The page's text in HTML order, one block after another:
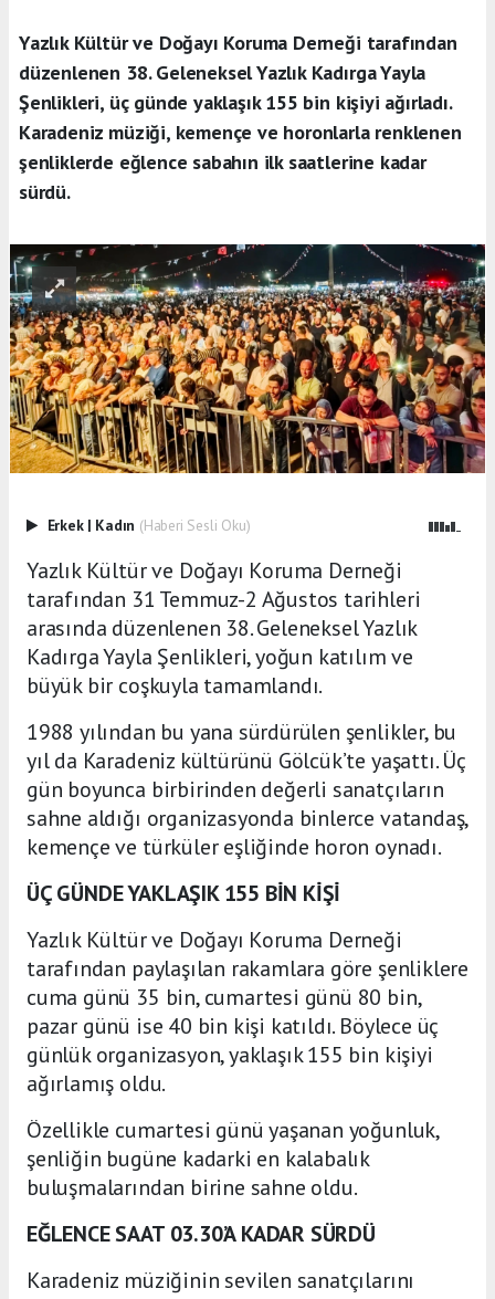
Yazlık Kültür ve Doğayı Koruma Derneği tarafından
düzenlenen 38. Geleneksel Yazlık Kadırga Yayla
Şenlikleri, üç günde yaklaşık 155 bin kişiyi ağırladı.
Karadeniz müziği, kemençe ve horonlarla renklenen
şenliklerde eğlence sabahın ilk saatlerine kadar
sürdü.
Erkek | Kadın (Haberi Sesli Oku)
Yazlık Kültür ve Doğayı Koruma Derneği
tarafından 31 Temmuz-2 Ağustos tarihleri
arasında düzenlenen 38. Geleneksel Yazlık
Kadırga Yayla Şenlikleri, yoğun katılım ve
büyük bir coşkuyla tamamlandı.
1988 yılından bu yana sürdürülen şenlikler, bu
yıl da Karadeniz kültürünü Gölcük’te yaşattı. Üç
gün boyunca birbirinden değerli sanatçıların
sahne aldığı organizasyonda binlerce vatandaş,
kemençe ve türküler eşliğinde horon oynadı.
ÜÇ GÜNDE YAKLAŞIK 155 BİN KİŞİ
Yazlık Kültür ve Doğayı Koruma Derneği
tarafından paylaşılan rakamlara göre şenliklere
cuma günü 35 bin, cumartesi günü 80 bin,
pazar günü ise 40 bin kişi katıldı. Böylece üç
günlük organizasyon, yaklaşık 155 bin kişiyi
ağırlamış oldu.
Özellikle cumartesi günü yaşanan yoğunluk,
şenliğin bugüne kadarki en kalabalık
buluşmalarından birine sahne oldu.
EĞLENCE SAAT 03.30’A KADAR SÜRDÜ
Karadeniz müziğinin sevilen sanatçılarını